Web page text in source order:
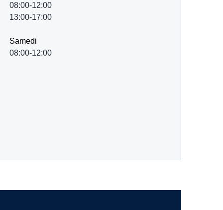
08:00-12:00
13:00-17:00
Samedi
08:00-12:00